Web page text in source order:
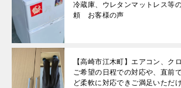
冷蔵庫、ウレタンマットレス等
頼 お客様の声
【高崎市江木町】エアコン、ク
ご希望の日程での対応や、直前
ど柔軟に対応できご満足いただ